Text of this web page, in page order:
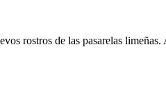
rostros de las pasarelas